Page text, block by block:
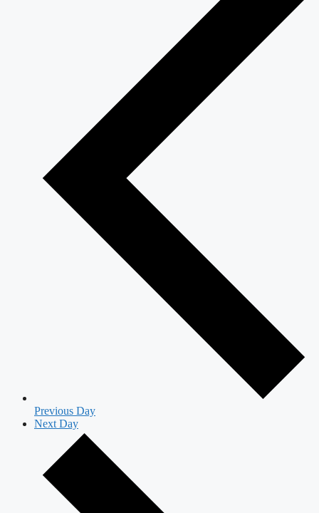
Previous Day
Next Day